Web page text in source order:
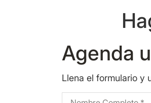
Agenda
Llena el formulario y